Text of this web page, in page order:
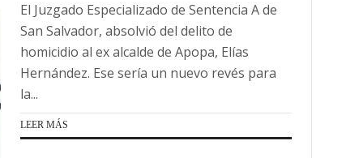
El Juzgado Especializado de Sentencia A de
San Salvador, absolvió del delito de
homicidio al ex alcalde de Apopa, Elías
Hernández. Ese sería un nuevo revés para
la...
LEER MÁS